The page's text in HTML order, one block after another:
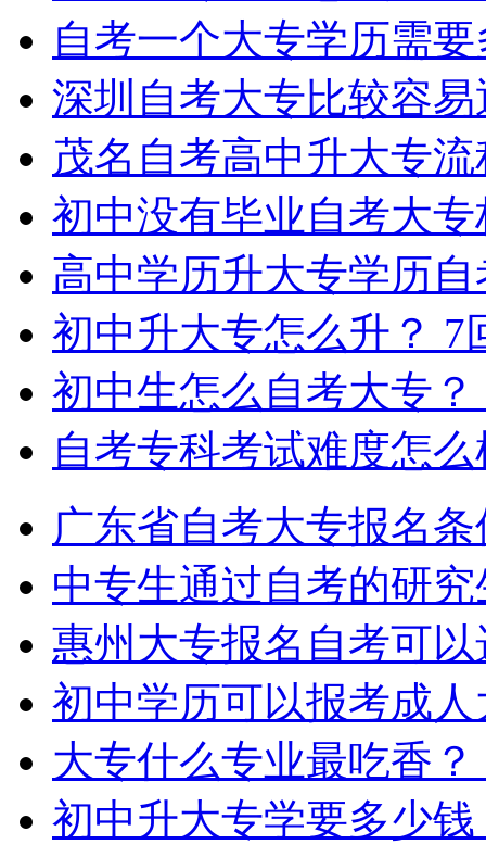
自考一个大专学历需
深圳自考大专比较容
茂名自考高中升大专
初中没有毕业自考大
高中学历升大专学历
初中升大专怎么升？ 7
初中生怎么自考大专？
自考专科考试难度怎
广东省自考大专报名
中专生通过自考的研
惠州大专报名自考可
初中学历可以报考成
大专什么专业最吃香？
初中升大专学要多少钱